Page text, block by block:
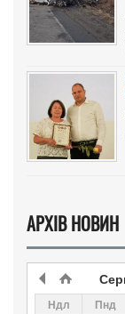
АРХІВ НОВИН
Ндл Пнд